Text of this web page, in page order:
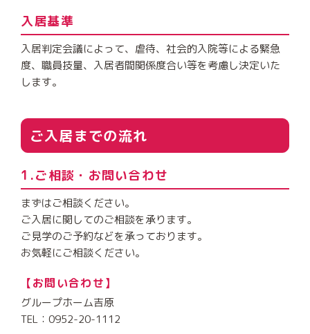
入居基準
入居判定会議によって、虐待、社会的入院等による緊急
度、職員技量、入居者間関係度合い等を考慮し決定いた
します。
ご入居までの流れ
1.ご相談・お問い合わせ
まずはご相談ください。
ご入居に関してのご相談を承ります。
ご見学のご予約などを承っております。
お気軽にご相談ください。
【お問い合わせ】
グループホーム吉原
TEL：0952-20-1112